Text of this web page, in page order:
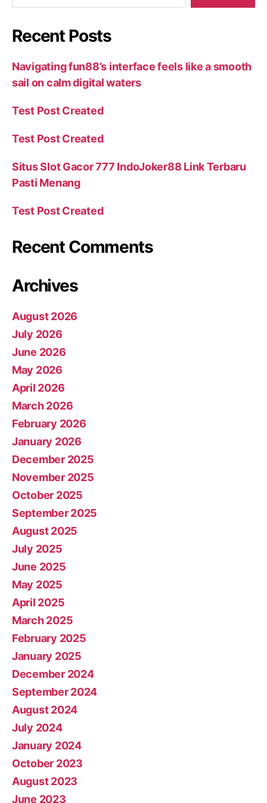
Recent Posts
Navigating fun88’s interface feels like a smooth
sail on calm digital waters
Test Post Created
Test Post Created
Situs Slot Gacor 777 IndoJoker88 Link Terbaru
Pasti Menang
Test Post Created
Recent Comments
Archives
August 2026
July 2026
June 2026
May 2026
April 2026
March 2026
February 2026
January 2026
December 2025
November 2025
October 2025
September 2025
August 2025
July 2025
June 2025
May 2025
April 2025
March 2025
February 2025
January 2025
December 2024
September 2024
August 2024
July 2024
January 2024
October 2023
August 2023
June 2023